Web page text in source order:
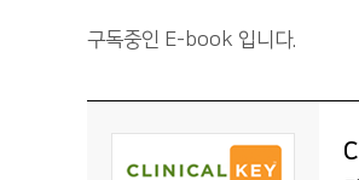
구독중인 E-book 입니다.